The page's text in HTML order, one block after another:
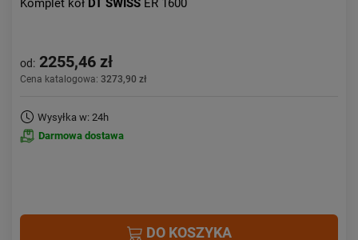
Komplet kół DT SWISS ER 1600
od: 2255,46 zł
Cena katalogowa: 3273,90 zł
Wysyłka w: 24h
Darmowa dostawa
DO KOSZYKA